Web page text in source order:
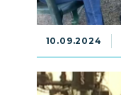
10.09.2024